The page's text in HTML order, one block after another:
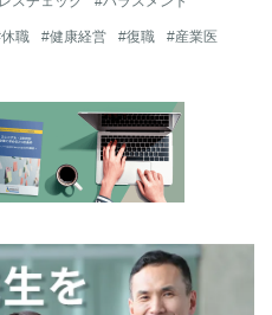
職 #健康経営 #復職 #産業医